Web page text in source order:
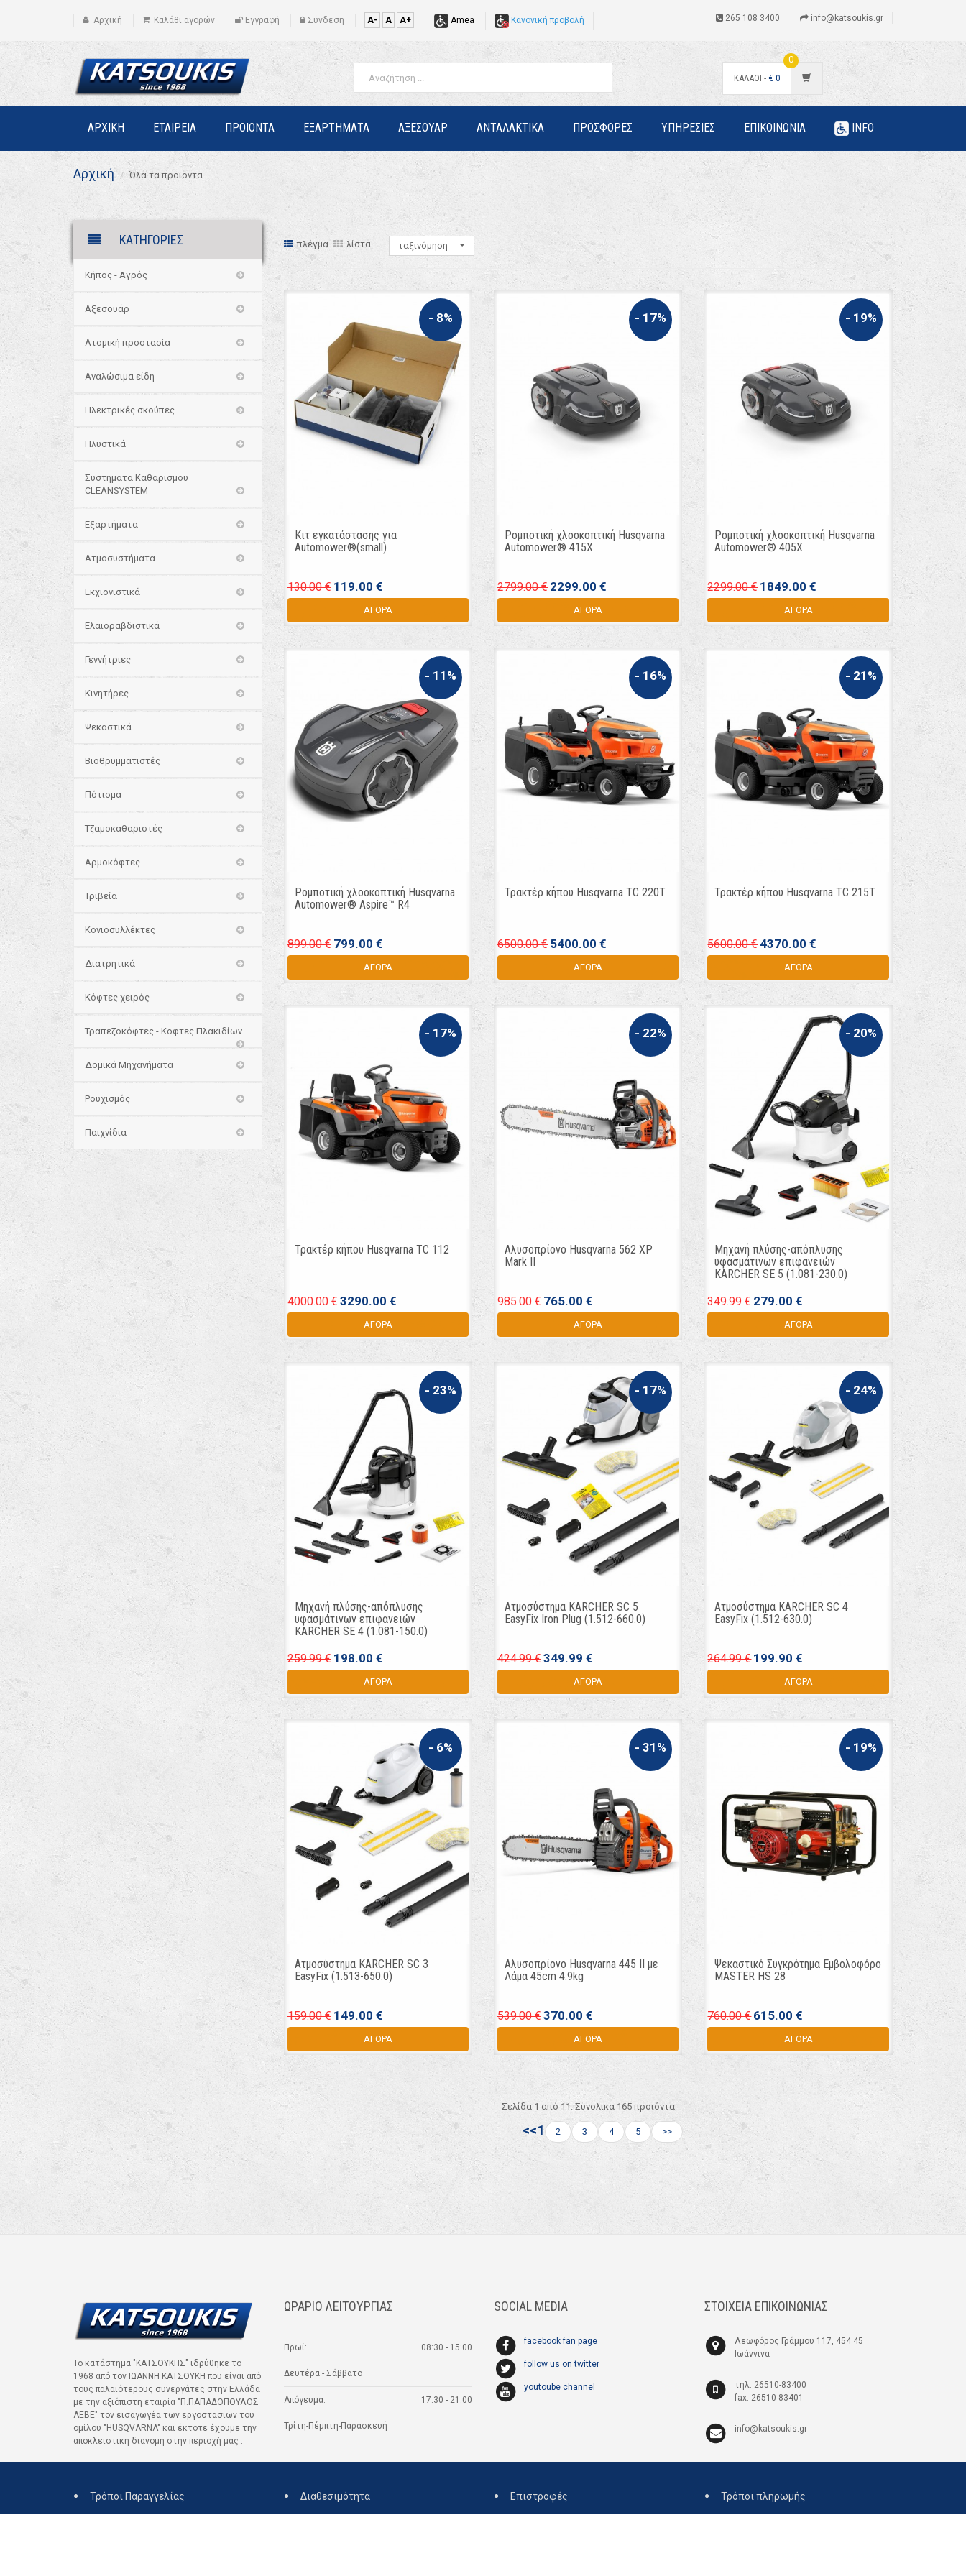
Αρχική Καλάθι αγορών Εγγραφή Σύνδεση A- A A+ Amea Κανονική προβολή 265 108 3400 info@katsoukis.gr
ΚΑΛΑΘΙ - € 0
0
ΑΡΧΙΚΗ ΕΤΑΙΡΕΙΑ ΠΡΟΙΟΝΤΑ ΕΞΑΡΤΗΜΑΤΑ ΑΞΕΣΟΥΑΡ ΑΝΤΑΛΑΚΤΙΚΑ ΠΡΟΣΦΟΡΕΣ ΥΠΗΡΕΣΙΕΣ ΕΠΙΚΟΙΝΩΝΙΑ INFO
Αρχική Όλα τα προϊοντα
ΚΑΤΗΓΟΡΙΕΣ
Κήπος - Αγρός
Αξεσουάρ
Ατομική προστασία
Αναλώσιμα είδη
Ηλεκτρικές σκούπες
Πλυστικά
Συστήματα Καθαρισμου
CLEANSYSTEM
Εξαρτήματα
Ατμοσυστήματα
Εκχιονιστικά
Ελαιοραβδιστικά
Γεννήτριες
Κινητήρες
Ψεκαστικά
Βιοθρυμματιστές
Πότισμα
Τζαμοκαθαριστές
Αρμοκόφτες
Τριβεία
Κονιοσυλλέκτες
Διατρητικά
Κόφτες χειρός
Τραπεζοκόφτες - Κοφτες Πλακιδίων
Δομικά Μηχανήματα
Ρουχισμός
Παιχνίδια
πλέγμα λίστα ταξινόμηση
- 8%
Κιτ εγκατάστασης για
Automower®(small)
130.00 € 119.00 €
ΑΓΟΡΑ
- 17%
Ρομποτική χλοοκοπτική Husqvarna
Automower® 415X
2799.00 € 2299.00 €
ΑΓΟΡΑ
- 19%
Ρομποτική χλοοκοπτική Husqvarna
Automower® 405X
2299.00 €1849.00 €
ΑΓΟΡΑ
- 11%
Ρομποτική χλοοκοπτική Husqvarna
Automower® Aspire™ R4
899.00 € 799.00 €
ΑΓΟΡΑ
- 16%
Τρακτέρ κήπου Husqvarna TC 220T
6500.00 € 5400.00 €
ΑΓΟΡΑ
- 21%
Τρακτέρ κήπου Husqvarna TC 215T
5600.00 €4370.00 €
ΑΓΟΡΑ
- 17%
Τρακτέρ κήπου Husqvarna TC 112
4000.00 €3290.00 €
ΑΓΟΡΑ
- 22%
Αλυσοπρίονο Husqvarna 562 XP
Mark II
985.00 € 765.00 €
ΑΓΟΡΑ
- 20%
Μηχανή πλύσης-απόπλυσης
υφασμάτινων επιφανειών
KARCHER SE 5 (1.081-230.0)
349.99 €279.00 €
ΑΓΟΡΑ
- 23%
Μηχανή πλύσης-απόπλυσης
υφασμάτινων επιφανειών
KARCHER SE 4 (1.081-150.0)
259.99 € 198.00 €
ΑΓΟΡΑ
- 17%
Ατμοσύστημα KARCHER SC 5
EasyFix Iron Plug (1.512-660.0)
424.99 €349.99 €
ΑΓΟΡΑ
- 24%
Ατμοσύστημα KARCHER SC 4
EasyFix (1.512-630.0)
264.99 €199.90 €
ΑΓΟΡΑ
- 6%
Ατμοσύστημα KARCHER SC 3
EasyFix (1.513-650.0)
159.00 € 149.00 €
ΑΓΟΡΑ
- 31%
Αλυσοπρίονο Husqvarna 445 II με
Λάμα 45cm 4.9kg
539.00 €370.00 €
ΑΓΟΡΑ
- 19%
Ψεκαστικό Συγκρότημα Εμβολοφόρο
MASTER HS 28
760.00 €615.00 €
ΑΓΟΡΑ
Σελίδα 1 από 11. Συνολικα 165 προιόντα
<<1 2 3 4 5 >>
Το κατάστημα "ΚΑΤΣΟΥΚΗΣ" ιδρύθηκε το
1968 από τον ΙΩΑΝΝΗ ΚΑΤΣΟΥΚΗ που είναι από
τους παλαιότερους συνεργάτες στην Ελλάδα
με την αξιόπιστη εταιρία "Π.ΠΑΠΑΔΟΠΟΥΛΟΣ
ΑΕΒΕ" τον εισαγωγέα των εργοστασίων του
ομίλου "HUSQVARNA" και έκτοτε έχουμε την
αποκλειστική διανομή στην περιοχή μας .
ΩΡΑΡΙΟ ΛΕΙΤΟΥΡΓΙΑΣ
Πρωί:
Δευτέρα - Σάββατο
08:30 - 15:00
Απόγευμα:
Τρίτη-Πέμπτη-Παρασκευή
17:30 - 21:00
SOCIAL MEDIA
facebook fan page
follow us on twitter
youtoube channel
ΣΤΟΙΧΕΙΑ ΕΠΙΚΟΙΝΩΝΙΑΣ
Λεωφόρος Γράμμου 117, 454 45
Ιωάννινα
τηλ. 26510-83400
fax: 26510-83401
info@katsoukis.gr
Τρόποι Παραγγελίας Διαθεσιμότητα Επιστροφές Τρόποι πληρωμής